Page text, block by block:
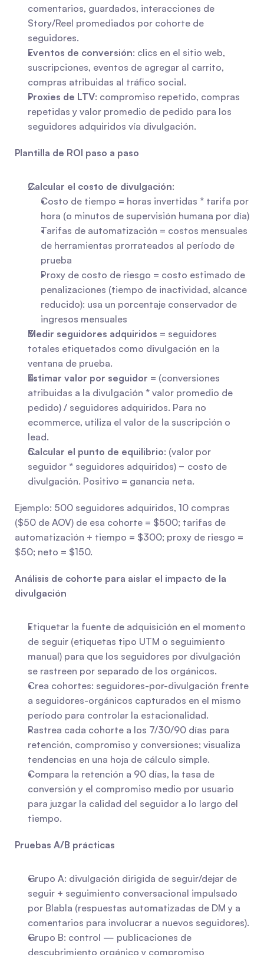
comentarios, guardados, interacciones de
Story/Reel promediados por cohorte de
seguidores.
Eventos de conversión: clics en el sitio web,
suscripciones, eventos de agregar al carrito,
compras atribuidas al tráfico social.
Proxies de LTV: compromiso repetido, compras
repetidas y valor promedio de pedido para los
seguidores adquiridos vía divulgación.
Plantilla de ROI paso a paso
Calcular el costo de divulgación:
Costo de tiempo = horas invertidas * tarifa por
hora (o minutos de supervisión humana por día)
Tarifas de automatización = costos mensuales
de herramientas prorrateados al período de
prueba
Proxy de costo de riesgo = costo estimado de
penalizaciones (tiempo de inactividad, alcance
reducido): usa un porcentaje conservador de
ingresos mensuales
Medir seguidores adquiridos = seguidores
totales etiquetados como divulgación en la
ventana de prueba.
Estimar valor por seguidor = (conversiones
atribuidas a la divulgación * valor promedio de
pedido) / seguidores adquiridos. Para no
ecommerce, utiliza el valor de la suscripción o
lead.
Calcular el punto de equilibrio: (valor por
seguidor * seguidores adquiridos) − costo de
divulgación. Positivo = ganancia neta.
Ejemplo: 500 seguidores adquiridos, 10 compras
($50 de AOV) de esa cohorte = $500; tarifas de
automatización + tiempo = $300; proxy de riesgo =
$50; neto = $150.
Análisis de cohorte para aislar el impacto de la
divulgación
Etiquetar la fuente de adquisición en el momento
de seguir (etiquetas tipo UTM o seguimiento
manual) para que los seguidores por divulgación
se rastreen por separado de los orgánicos.
Crea cohortes: seguidores-por-divulgación frente
a seguidores-orgánicos capturados en el mismo
período para controlar la estacionalidad.
Rastrea cada cohorte a los 7/30/90 días para
retención, compromiso y conversiones; visualiza
tendencias en una hoja de cálculo simple.
Compara la retención a 90 días, la tasa de
conversión y el compromiso medio por usuario
para juzgar la calidad del seguidor a lo largo del
tiempo.
Pruebas A/B prácticas
Grupo A: divulgación dirigida de seguir/dejar de
seguir + seguimiento conversacional impulsado
por Blabla (respuestas automatizadas de DM y a
comentarios para involucrar a nuevos seguidores).
Grupo B: control — publicaciones de
descubrimiento orgánico y compromiso